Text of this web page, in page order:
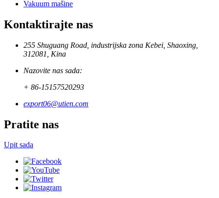
Vakuum mašine
Kontaktirajte nas
255 Shuguang Road, industrijska zona Kebei, Shaoxing,
312081, Kina
Nazovite nas sada:
+ 86-15157520293
export06@utien.com
Pratite nas
Upit sada